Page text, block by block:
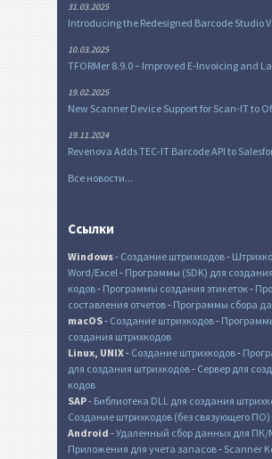
31.03.2025
Introducing the Redesigned Barcode Studio
10.03.2025
TFORMer 8.9.0 – Improved E-Invoicing and
19.02.2025
New Scanner Device Support for Scan-IT to
19.11.2024
Revenova Adds TEC-IT Barcode API to
Все новости...
Ссылки
Windows- Создание штрихкодов-
Word/Excel - Программы (SDK) для
кодов- Программы создания этикеток-
составления отчетов- Программы сбора
macOS- Создание штрихкодов-
создания штрихкодов
Linux, UNIX- Создание штрихкодов-
для создания штрихкодов- Сервер для
кодов
SAP- Библиотека DLL для создания
Создание штрихкодов (без связующего ПО)
Android -Удаленный сбор данных для ПК/
Приложения для учета запасов- Scanner